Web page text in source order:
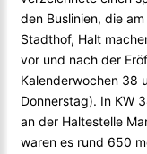
den Buslinien, die
Stadthof, Halt
vor und nach der
Kalenderwochen 38
Donnerstag). In KW
an der Haltestelle
waren es rund 650